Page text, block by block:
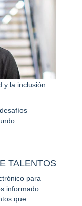
y la inclusión
TALENTOS
para
informado
que